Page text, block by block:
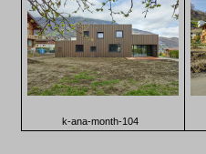
k-ana-month-104